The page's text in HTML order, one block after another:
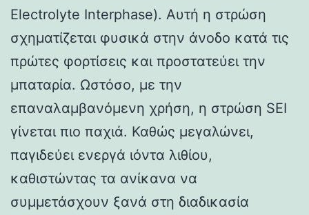
Electrolyte Interphase). Αυτή η στρώση
σχηματίζεται φυσικά στην άνοδο κατά τις
πρώτες φορτίσεις και προστατεύει την
μπαταρία. Ωστόσο, με την
επαναλαμβανόμενη χρήση, η στρώση SEI
γίνεται πιο παχιά. Καθώς μεγαλώνει,
παγιδεύει ενεργά ιόντα λιθίου,
καθιστώντας τα ανίκανα να
συμμετάσχουν ξανά στη διαδικασία